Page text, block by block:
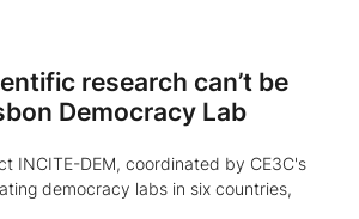
research can’t be
Democracy Lab
INCITE-DEM, coordinated by CE3C's
democracy labs in six countries,